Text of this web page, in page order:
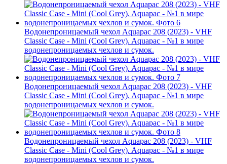
Водонепроницаемый чехол Aquapac 208 (2023) - VHF
Classic Case - Mini (Cool Grey). Aquapac - №1 в мире
водонепроницаемых чехлов и сумок.
Водонепроницаемый чехол Aquapac 208 (2023) - VHF
Classic Case - Mini (Cool Grey). Aquapac - №1 в мире
водонепроницаемых чехлов и сумок.
Водонепроницаемый чехол Aquapac 208 (2023) - VHF
Classic Case - Mini (Cool Grey). Aquapac - №1 в мире
водонепроницаемых чехлов и сумок.